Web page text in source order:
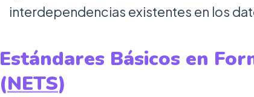
interdependencias existentes en los
Estándares Básicos en
(NETS)